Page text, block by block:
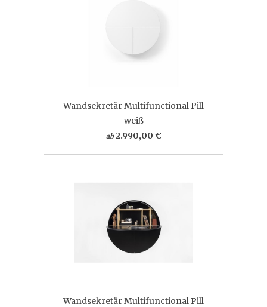
Wandsekretär Multifunctional Pill
weiß
ab 2.990,00 €
Wandsekretär Multifunctional Pill